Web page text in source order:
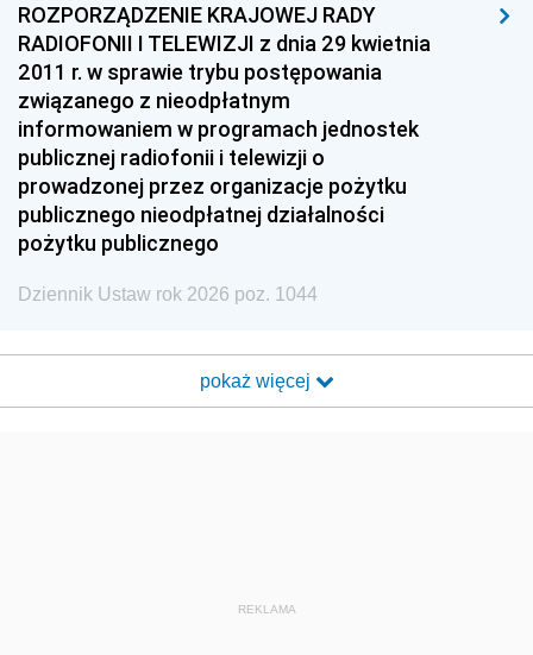
ROZPORZĄDZENIE KRAJOWEJ RADY
RADIOFONII I TELEWIZJI z dnia 29 kwietnia
2011 r. w sprawie trybu postępowania
związanego z nieodpłatnym
informowaniem w programach jednostek
publicznej radiofonii i telewizji o
prowadzonej przez organizacje pożytku
publicznego nieodpłatnej działalności
pożytku publicznego
Dziennik Ustaw rok 2026 poz. 1044
pokaż więcej
REKLAMA